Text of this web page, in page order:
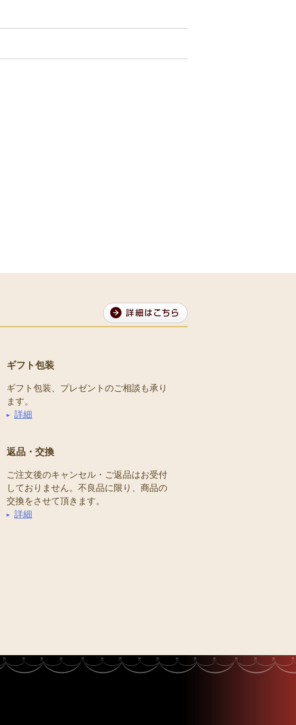
ギフト包装
ギフト包装、プレゼントのご相談も承り
ます。
詳細
返品・交換
ご注文後のキャンセル・ご返品はお受付
しておりません。不良品に限り、商品の
交換をさせて頂きます。
詳細